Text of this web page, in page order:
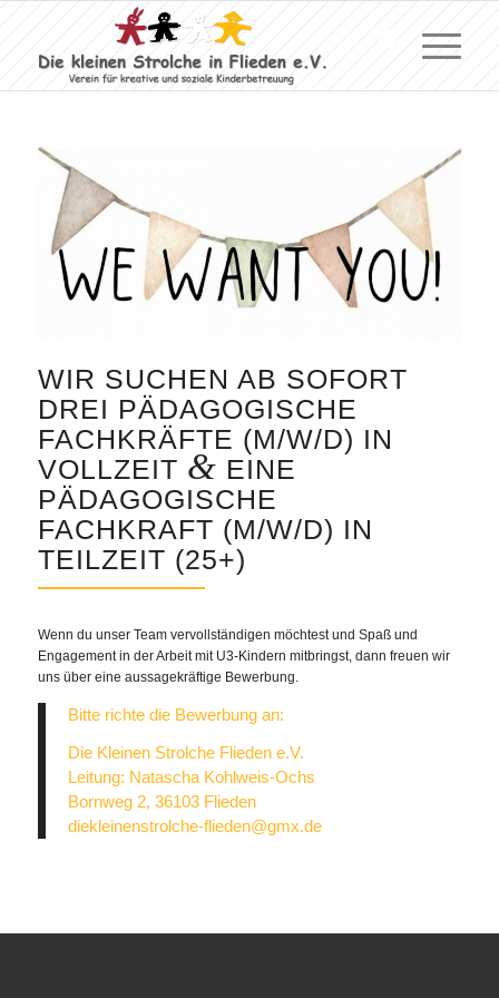
WIR SUCHEN AB SOFORT
DREI PÄDAGOGISCHE
FACHKRÄFTE (M/W/D) IN
VOLLZEIT & EINE
PÄDAGOGISCHE
FACHKRAFT (M/W/D) IN
TEILZEIT (25+)
Wenn du unser Team vervollständigen möchtest und Spaß und
Engagement in der Arbeit mit U3-Kindern mitbringst, dann freuen wir
uns über eine aussagekräftige Bewerbung.
Bitte richte die Bewerbung an:
Die Kleinen Strolche Flieden e.V.
Leitung: Natascha Kohlweis-Ochs
Bornweg 2, 36103 Flieden
diekleinenstrolche-flieden@gmx.de